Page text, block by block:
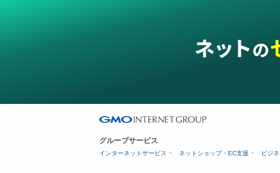
グループサービス
インターネットサービス ネットショップ・EC支援 ビジ